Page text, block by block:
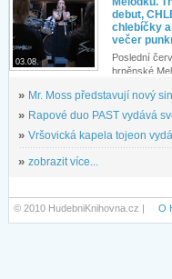
03.08.
debut,
chlebíčky
večer
Poslední
brněnské
» Mr. Moss představují nový
» Rapové duo PAST vydává
» Vršovická kapela tojeon
» zobrazit více...
© 2010 HudebniKnihovna.cz | O